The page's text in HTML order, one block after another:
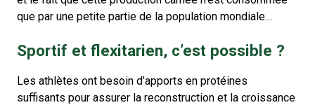
que par une petite partie de la population mondiale…
Sportif et flexitarien, c’est possible ?
Les athlètes ont besoin d’apports en protéines
suffisants pour assurer la reconstruction et la croissance